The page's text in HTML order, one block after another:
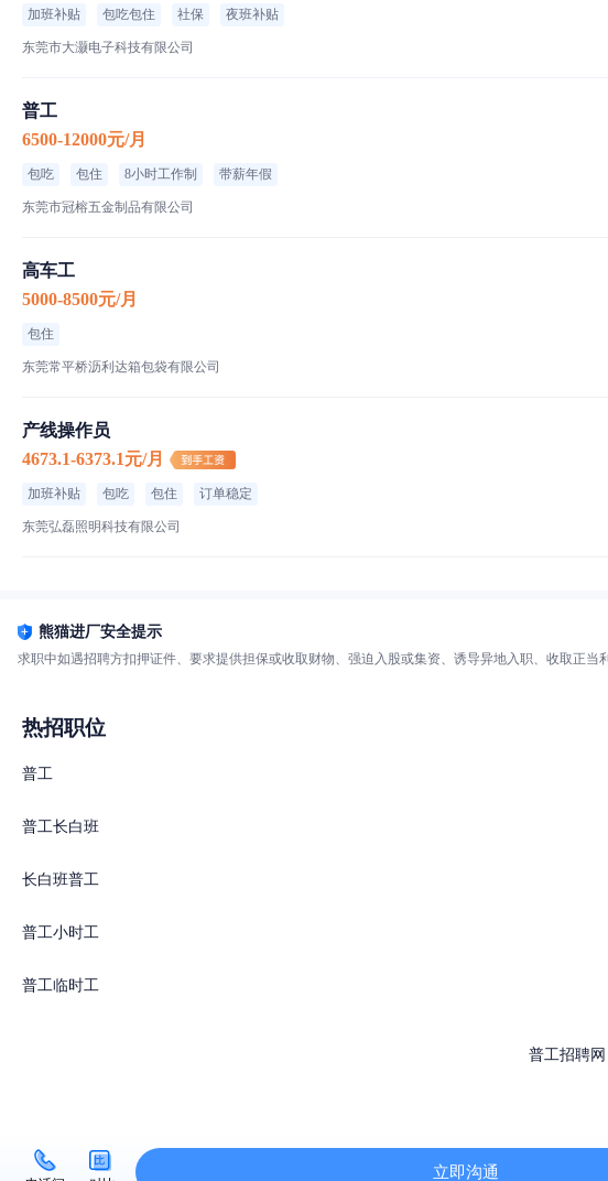
加班补贴 包吃包住 社保 夜班补贴
东莞市大灏电子科技有限公司
普工
6500-12000元/月
包吃 包住 8小时工作制 带薪年假
东莞市冠榕五金制品有限公司
高车工
5000-8500元/月
包住
东莞常平桥沥利达箱包袋有限公司
产线操作员
4673.1-6373.1元/月
加班补贴 包吃 包住 订单稳定
东莞弘磊照明科技有限公司
熊猫进厂安全提示
求职中如遇招聘方扣押证件、要求提供担保或收取财物、强迫入股或集资、诱导异地入职、收取正当
热招职位
普工
普工长白班
长白班普工
普工小时工
普工临时工
普工招聘网
立即沟通